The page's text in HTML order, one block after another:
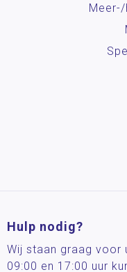
Hulp nodig?
Wij staan graag voor
09:00 en 17:00 uur